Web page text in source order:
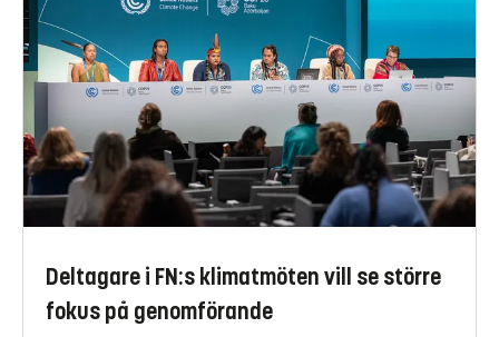
Deltagare i FN:s klimatmöten vill se större
fokus på genomförande